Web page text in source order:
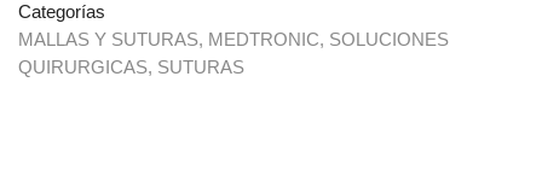
Categorías
MALLAS Y SUTURAS, MEDTRONIC, SOLUCIONES
QUIRURGICAS, SUTURAS